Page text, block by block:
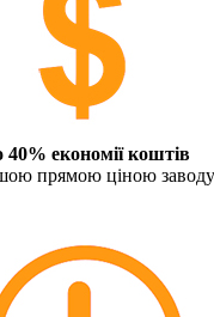
40% економії коштів
прямою ціною заводу